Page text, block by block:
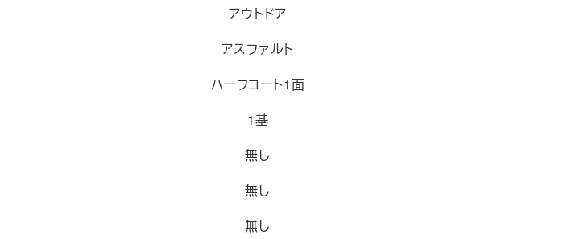
アウトドア
アスファルト
ハーフコート1面
1基
無し
無し
無し